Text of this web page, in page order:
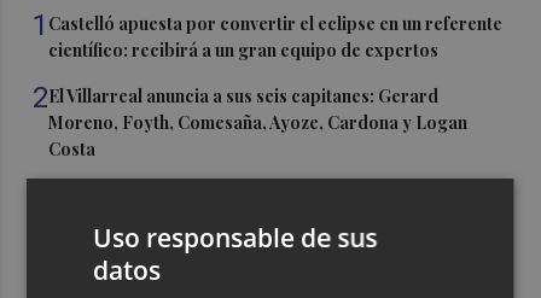
1 Castelló apuesta por convertir el eclipse en un referente
científico: recibirá a un gran equipo de expertos
2El Villarreal anuncia a sus seis capitanes: Gerard
Moreno, Foyth, Comesaña, Ayoze, Cardona y Logan
Costa
San Javier da viabilidad al nuevo contrato del transporte
Uso responsable de sus
datos